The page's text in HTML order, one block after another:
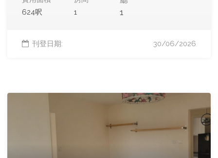
624呎
1
1
刊登日期: 30/06/2026